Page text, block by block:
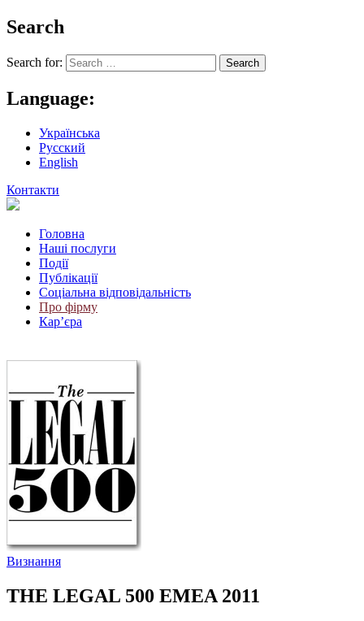
Search
Search for:
Language:
Українська
Русский
English
Контакти
Головна
Наші послуги
Події
Публікації
Соціальна відповідальність
Про фiрму
Кар’єра
Визнання
THE LEGAL 500 EMEA 2011